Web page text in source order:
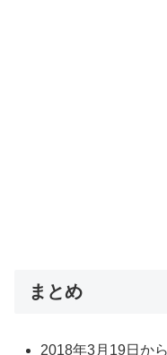
まとめ
2018年3月19日か